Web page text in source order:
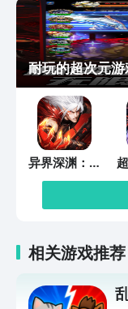
理商。 【
用。 【关注百
草软件
客
耐玩的超次元
异界深渊：觉
醒
相关游戏推荐